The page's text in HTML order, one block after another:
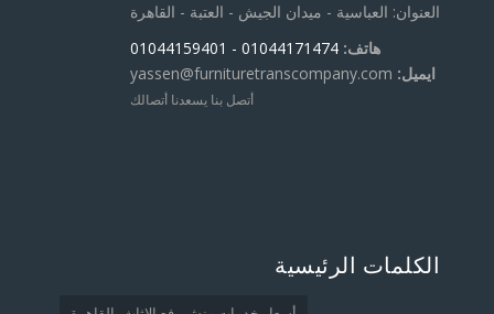
العنوان: العباسية - ميدان الجيش - العتبة - القاهرة
هاتف: 01044171474
- 01044159401
ايميل:
أتصل بنا يسعدنا أتصالك
الكلمات الرئيسية